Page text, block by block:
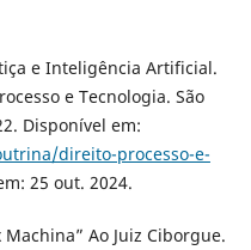
e Inteligência Artificial.
e Tecnologia. São
Disponível em:
direito-processo-e-
25 out. 2024.
Machina” Ao Juiz Ciborgue.